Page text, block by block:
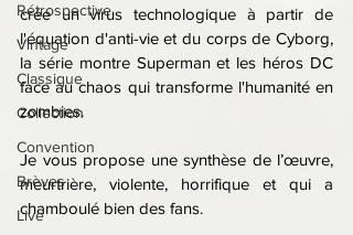
Rétrospective
Vintage
Classique
Collection
Convention
Brèves
Live
crée un virus technologique à partir de
l'équation d'anti-vie et du corps de Cyborg,
la série montre Superman et les héros DC
face au chaos qui transforme l'humanité en
zombies.
Je vous propose une synthèse de l’œuvre,
meurtrière, violente, horrifique et qui a
chamboulé bien des fans.